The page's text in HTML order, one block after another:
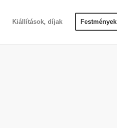
Kiállítások, díjak Festmények